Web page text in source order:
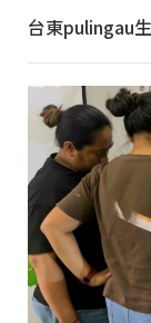
台東pulingau